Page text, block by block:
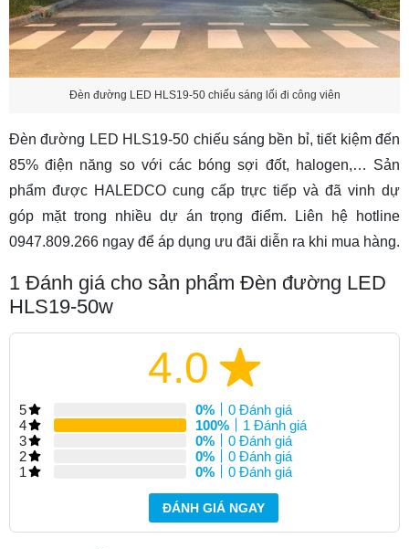
Đèn đường LED HLS19-50 chiếu sáng lối đi công viên
Đèn đường LED HLS19-50 chiếu sáng bền bỉ, tiết kiệm đến
85% điện năng so với các bóng sợi đốt, halogen,… Sản
phẩm được HALEDCO cung cấp trực tiếp và đã vinh dự
góp mặt trong nhiều dự án trọng điểm. Liên hệ hotline
0947.809.266 ngay để áp dụng ưu đãi diễn ra khi mua hàng.
1 Đánh giá cho sản phẩm Đèn đường LED
HLS19-50w
4.0
5 0%
0 Đánh giá
4
100%
1 Đánh giá
3
0%
0 Đánh giá
2
0%
0 Đánh giá
1
0% 0 Đánh giá
ĐÁNH GIÁ NGAY